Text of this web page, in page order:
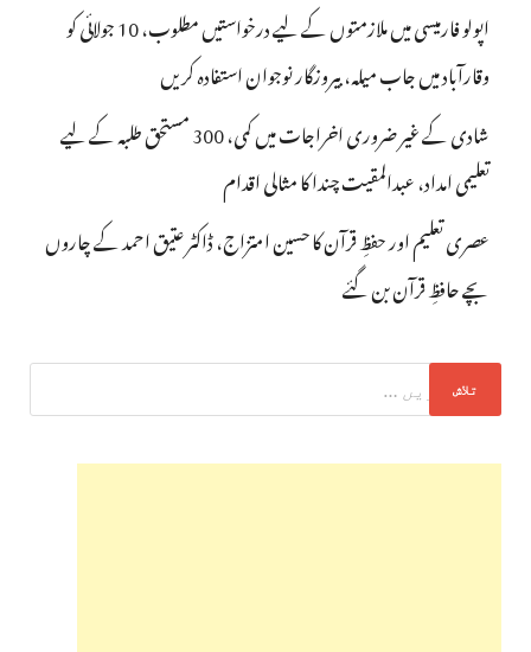
اپولو فارمیسی میں ملازمتوں کے لیے درخواستیں مطلوب، 10 جولائی کو
وقارآباد میں جاب میلہ، بیروزگار نوجوان استفادہ کریں
شادی کے غیر ضروری اخراجات میں کمی، 300 مستحق طلبہ کے لیے
تعلیمی امداد، عبدالمقیت چندا کا مثالی اقدام
عصری تعلیم اور حفظِ قرآن کا حسین امتزاج، ڈاکٹر عتیق احمد کے چاروں
بچے حافظِ قرآن بن گئے